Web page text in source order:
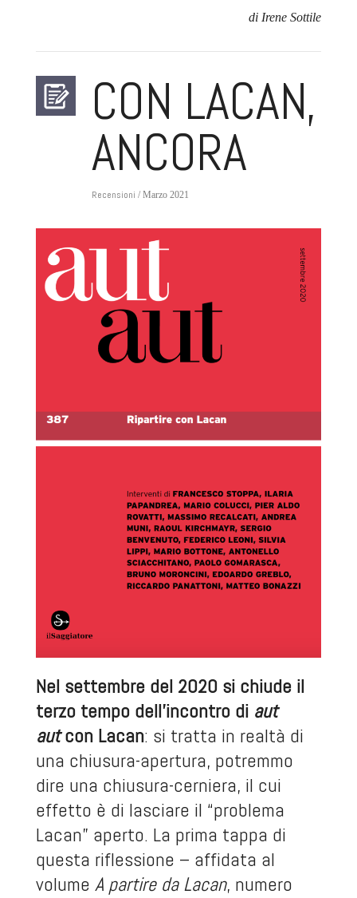
di Irene Sottile
CON LACAN,
ANCORA
Recensioni / Marzo 2021
Nel settembre del 2020 si chiude il
terzo tempo dell’incontro di aut
autcon Lacan: si tratta in realtà di
una chiusura-apertura, potremmo
dire una chiusura-cerniera, il cui
effetto è di lasciare il “problema
Lacan” aperto. La prima tappa di
questa riflessione – affidata al
volume A partire da Lacan, numero